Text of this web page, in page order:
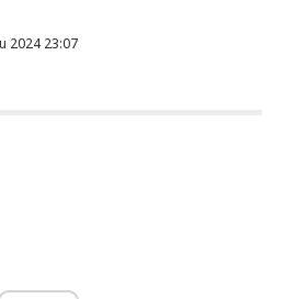
2024 23:07